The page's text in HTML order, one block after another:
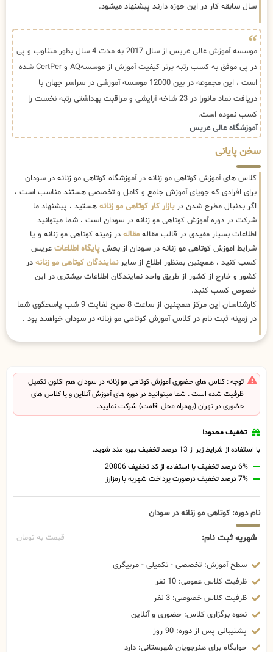
سال سابقه کار در این حوزه دارند پیشنهاد میشود.
موسسه آموزش عالی عریس از سال 2017 به مدت 4 سال بطور متناوب و پی
در پی موفق به کسب رتبه برتر کیفیت آموزش از موسسهAQ و CertPer شده
است ، این مجموعه در بین 12000 موسسه آموزشی در سراسر جهان با
دریافت نماد مانورا در 23 شاخه آرایشی و مراقبت بهداشتی رتبه نخست را
کسب نموده است.
آموزشگاه عالی عریس
سخن پایانی
کلاس های آموزش کوتاهی مو زنانه در آموزشگاه کوتاهی مو زنانه در سودان
برای افرادی که جویای آموزش جامع و کامل و تخصصی هستند مناسب است ،
اگر بدنبال مطرح شدن دربازار کار کوتاهی مو زنانه هستید ، پیشنهاد ما
شرکت در دوره آموزش کوتاهی مو زنانه در سودان است ، شما میتوانید
اطلاعات بسیار مفیدی در قالب مقاله مقاله در زمینه کوتاهی مو زنانه و یا
شرایط اموزش کوتاهی مو زنانه در سودان از بخش پایگاه اطلاعات عریس
کسب کنید ، همچنین بمنظور اطلاع از سایرنمایندگان کوتاهی مو زنانه در
کشور و خارج از کشور از طریق واحد نمایندگان اطلاعات بیشتری در این
خصوص کسب کنبد.
کارشناسان این مرکز همچنین از ساعت 8 صبح لغایت 9 شب پاسخگوی شما
در زمینه ثبت نام در کلاس آموزش کوتاهی مو زنانه در سودان خواهند بود .
توجه : کلاس های حضوری آموزش کوتاهی مو زنانه در سودان هم اکنون تکمیل
ظرفیت شده است . شما میتوانید در دوره های آموزش آنلاین و یا کلاس های
حضوری در تهران (بهمراه محل اقامت) شرکت نمایید.
تخفیف محدود!
با استفاده از شرایط زیر از 13 درصد تخفیف بهره مند شوید.
6% درصد تخفیف با استفاده از کد تخفیف 20806
7% درصد تخفیف درصورت پرداخت شهریه با رمزارز
نام دوره: کوتاهی مو زنانه در سودان
شهریه ثبت نام: قیمت به تومان
سطح آموزش: تخصصی - تکمیلی - مربیگری
ظرفیت کلاس عمومی: 10 نفر
ظرفیت کلاس خصوصی: 3 نفر
نحوه برگزاری کلاس: حضوری و آنلاین
پشتیبانی پس از دوره: 90 روز
خوابگاه برای هنرجویان شهرستانی: دارد